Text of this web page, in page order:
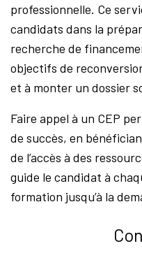
professionnelle. Ce
candidats dans la
recherche de
objectifs de
et à monter un dossier
Faire appel à un CEP
de succès, en
de l’accès à des
guide le candidat à
formation jusqu’à la